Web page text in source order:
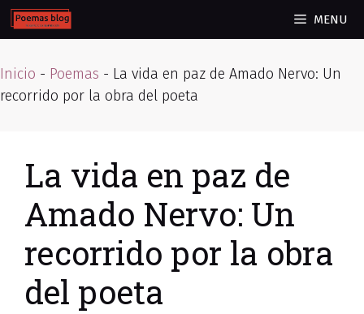
Skip
to
MENU
Inicio - Poemas - La vida en paz de Amado Nervo: Un
recorrido por la obra del poeta
La vida en paz de
Amado Nervo: Un
recorrido por la obra
del poeta